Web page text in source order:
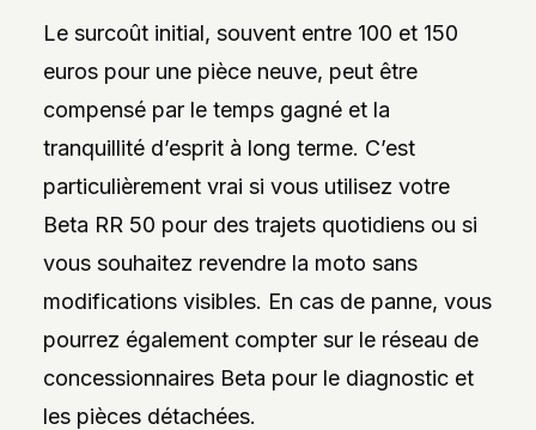
Le surcoût initial, souvent entre 100 et 150
euros pour une pièce neuve, peut être
compensé par le temps gagné et la
tranquillité d’esprit à long terme. C’est
particulièrement vrai si vous utilisez votre
Beta RR 50 pour des trajets quotidiens ou si
vous souhaitez revendre la moto sans
modifications visibles. En cas de panne, vous
pourrez également compter sur le réseau de
concessionnaires Beta pour le diagnostic et
les pièces détachées.